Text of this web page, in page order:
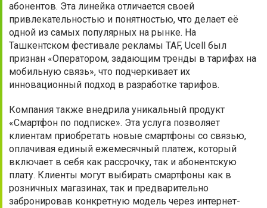
абонентов. Эта линейка отличается своей
привлекательностью и понятностью, что делает её
одной из самых популярных на рынке. На
Ташкентском фестивале рекламы TAF, Ucell был
признан «Оператором, задающим тренды в тарифах на
мобильную связь», что подчеркивает их
инновационный подход в разработке тарифов.
Компания также внедрила уникальный продукт
«Смартфон по подписке». Эта услуга позволяет
клиентам приобретать новые смартфоны со связью,
оплачивая единый ежемесячный платеж, который
включает в себя как рассрочку, так и абонентскую
плату. Клиенты могут выбирать смартфоны как в
розничных магазинах, так и предварительно
забронировав конкретную модель через интернет-